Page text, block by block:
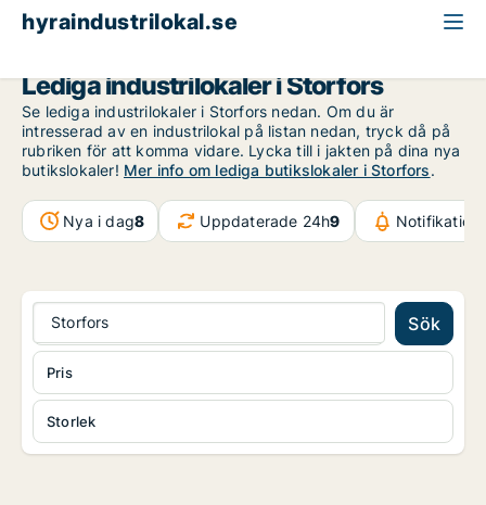
hyraindustrilokal.se
Lediga industrilokaler i Storfors
Se lediga industrilokaler i Storfors nedan. Om du är
intresserad av en industrilokal på listan nedan, tryck då på
rubriken för att komma vidare. Lycka till i jakten på dina nya
butikslokaler! Mer info om lediga butikslokaler i Storfors.
Nya i dag8 Uppdaterade 24h9
Storfors Sök
Storlek
Pris